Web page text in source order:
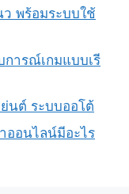
พร้อมระบบใช้
การณ์เกมแบบเรี
นต์ ระบบออโต้
ออนไลน์มีอะไร